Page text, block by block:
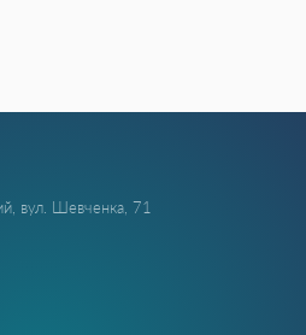
вул. Шевченка, 71